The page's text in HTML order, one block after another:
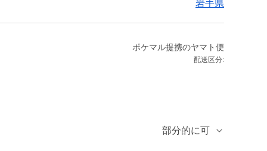
岩手県
ポケマル提携のヤマト便
配送区分:
部分的に可